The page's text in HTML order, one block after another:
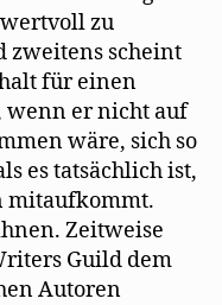
zu
zweitens scheint
für einen
wenn er nicht auf
wäre, sich so
es tatsächlich ist,
mitaufkommt.
Zeitweise
Guild dem
Autoren